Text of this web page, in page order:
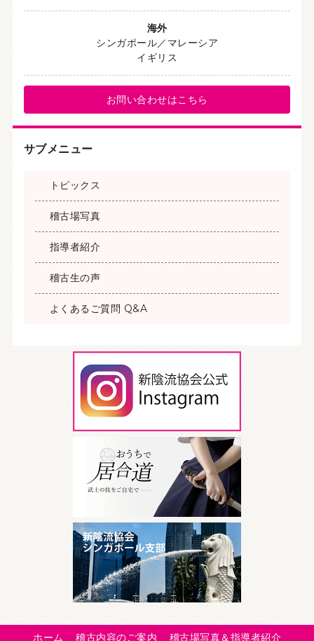
海外
シンガポール／マレーシア
イギリス
お問い合わせはこちら
サブメニュー
トピックス
稽古場写真
指導者紹介
稽古生の声
よくあるご質問 Q&A
ホーム 稽古内容のご案内 稽古場写真＆指導者紹介